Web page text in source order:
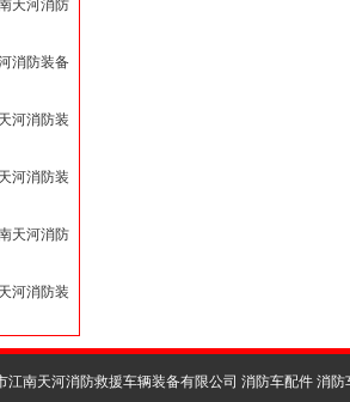
天河消防
消防装备
河消防装
河消防装
天河消防
河消防装
江南天河消防救援车辆装备有限公司 消防车配件 消